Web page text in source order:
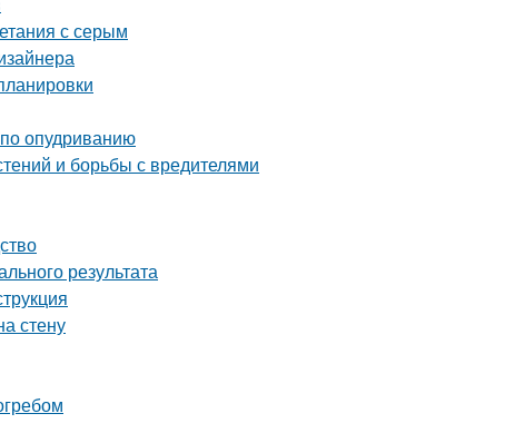
с серым
опудриванию
и борьбы с вредителями
результата
стену